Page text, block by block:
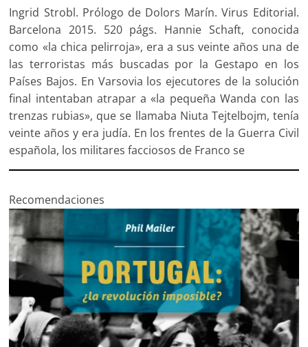
Ingrid Strobl. Prólogo de Dolors Marín. Virus Editorial.
Barcelona 2015. 520 págs. Hannie Schaft, conocida
como «la chica pelirroja», era a sus veinte años una de
las terroristas más buscadas por la Gestapo en los
Países Bajos. En Varsovia los ejecutores de la solución
final intentaban atrapar a «la pequeña Wanda con las
trenzas rubias», que se llamaba Niuta Tejtelbojm, tenía
veinte años y era judía. En los frentes de la Guerra Civil
española, los militares facciosos de Franco se
Recomendaciones